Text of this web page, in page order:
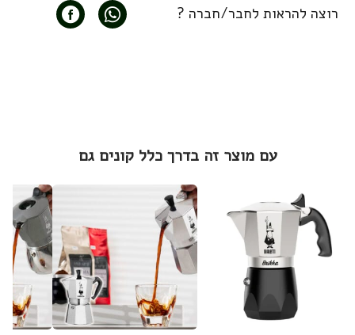
רוצה להראות לחבר/חברה ?
עם מוצר זה בדרך כלל קונים גם